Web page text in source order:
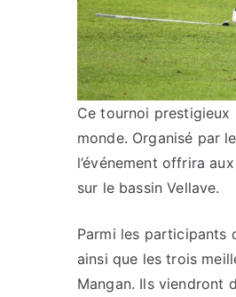
Ce tournoi prestigieux
monde. Organisé par
l’événement offrira
sur le bassin Vellave.
Parmi les participants
ainsi que les trois
Mangan. Ils viendront